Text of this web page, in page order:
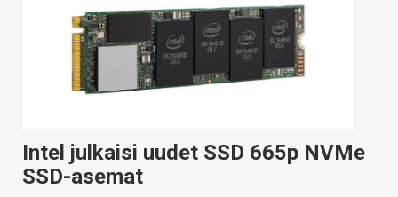
Intel julkaisi uudet SSD 665p NVMe
SSD-asemat